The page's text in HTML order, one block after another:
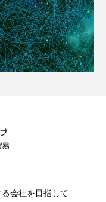
会社を目指して